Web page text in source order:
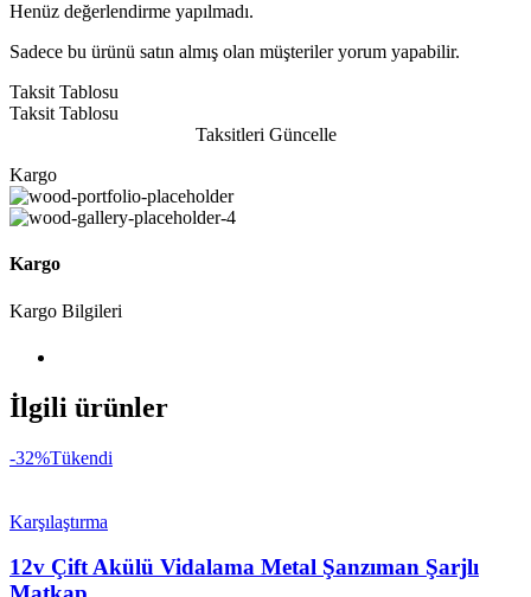
Henüz değerlendirme yapılmadı.
Sadece bu ürünü satın almış olan müşteriler yorum yapabilir.
Taksit Tablosu
Taksit Tablosu
Taksitleri Güncelle
Kargo
Kargo
Kargo Bilgileri
İlgili ürünler
-32%Tükendi
Karşılaştırma
12v Çift Akülü Vidalama Metal Şanzıman Şarjlı